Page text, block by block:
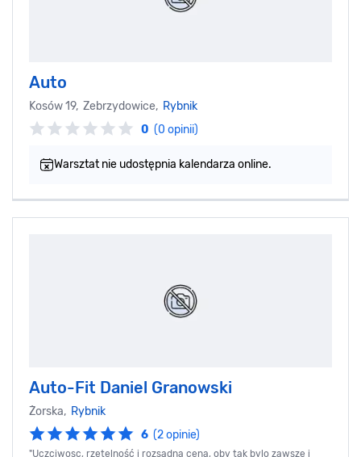
Auto
Kosów 19, Zebrzydowice, Rybnik
0 (0 opinii)
Warsztat nie udostępnia kalendarza online.
Auto-Fit Daniel Granowski
Żorska, Rybnik
6 (2 opinie)
"Uczciwosc, rzetelność i rozsądna cena, oby tak bylo zawsze i